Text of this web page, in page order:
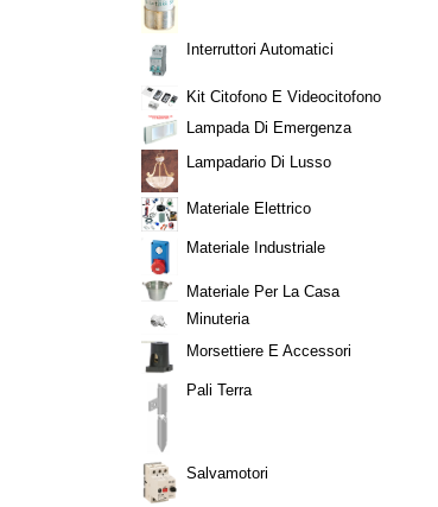
Interruttori Automatici
Kit Citofono E Videocitofono
Lampada Di Emergenza
Lampadario Di Lusso
Materiale Elettrico
Materiale Industriale
Materiale Per La Casa
Minuteria
Morsettiere E Accessori
Pali Terra
Salvamotori